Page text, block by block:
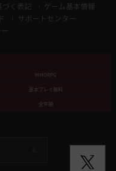
づく表記
ゲーム基本情報
サポートセンター
MMORPG
基本プレイ無料
全年齢